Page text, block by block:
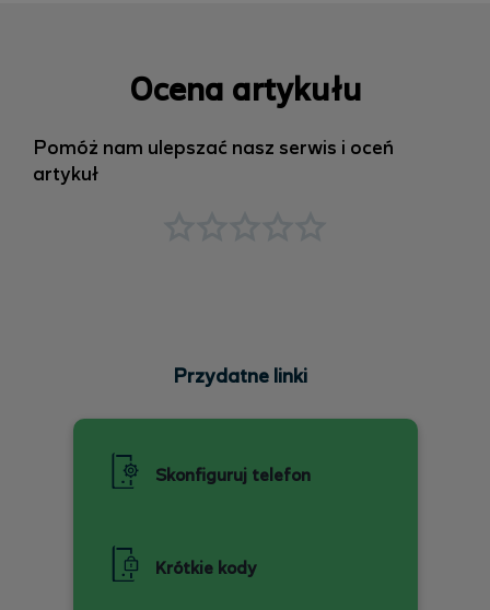
Ocena artykułu
Pomóż nam ulepszać nasz serwis i oceń
artykuł
Przydatne linki
Skonfiguruj telefon
Krótkie kody